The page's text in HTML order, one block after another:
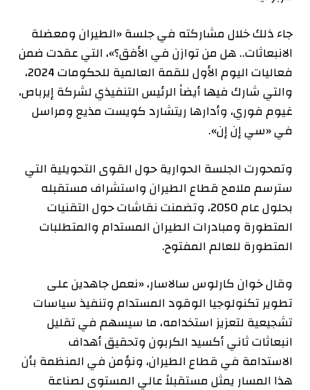
جاء ذلك خلال مشاركته في جلسة «الطيران ومعضلة
الانبعاثات.. هل من توازن في الأفق؟»، التي عقدت ضمن
فعاليات اليوم الأول للقمة العالمية للحكومات 2024،
والتي شارك فيها أيضاً الرئيس التنفيذي لشركة إيرباص،
غيوم فوري، وأدارها ريتشارد كويست مذيع ومراسل
في «سي إن إن».
وتمحورت الجلسة الحوارية حول القوى التحويلية التي
سترسم ملامح قطاع الطيران واستشراف مستقبله
بحلول عام 2050، وتضمنت نقاشات حول التقنيات
المتطورة ومبادرات الطيران المستدام والمتطلبات
المتطورة للعالم المفتوح.
وقال خوان كارلوس سالاسار، «نعمل جاهدين على
تطوير تكنولوجيا الوقود المستدام وتنفيذ سياسات
تشجيعية لتعزيز استخدامه، ما سيسهم في تقليل
انبعاثات ثاني أكسيد الكربون وتحقيق أهداف
الاستدامة في قطاع الطيران، ونؤمن في المنظمة بأن
هذا المسار يمثل مستقبلاً عالي المستوى لصناعة